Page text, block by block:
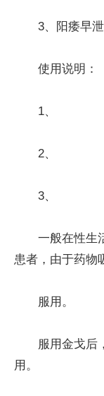
3、阳痿早泄
使用说明：
1、
2、
3、
一般在性生
患者，由于药物
服用。
服用金戈后
用。